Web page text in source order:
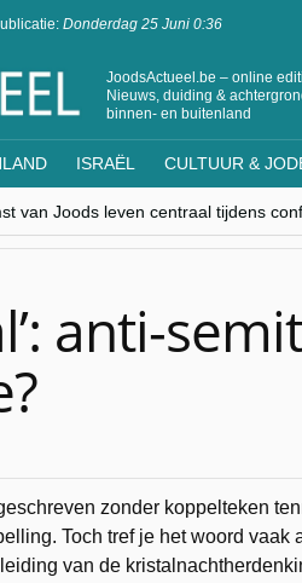
Donderdag 25 Juni 0:36
JoodsActueel.be – online
Nieuws, duiding &
binnen- en buitenland
ISRAËL CULTUUR &
van Joods leven centraal tijdens
seculiere Westen minderheden
de verrassing van Oost-Europa
de beklaagdenbank”
anti-
zonder koppelteken
Toch tref je het woord vaak
van de